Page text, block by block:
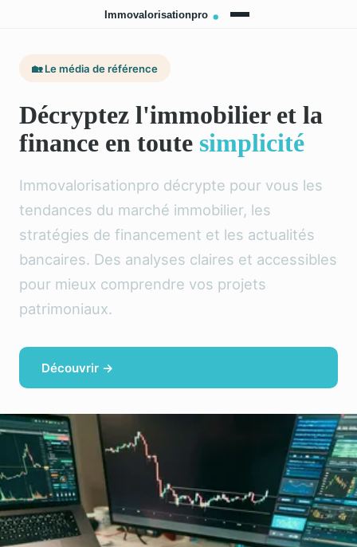
🏡 Le média de référence
Décryptez l'immobilier et la
finance en toute simplicité
Immovalorisationpro décrypte pour vous les
tendances du marché immobilier, les
stratégies de financement et les actualités
bancaires. Des analyses claires et accessibles
pour mieux comprendre vos projets
patrimoniaux.
Découvrir →